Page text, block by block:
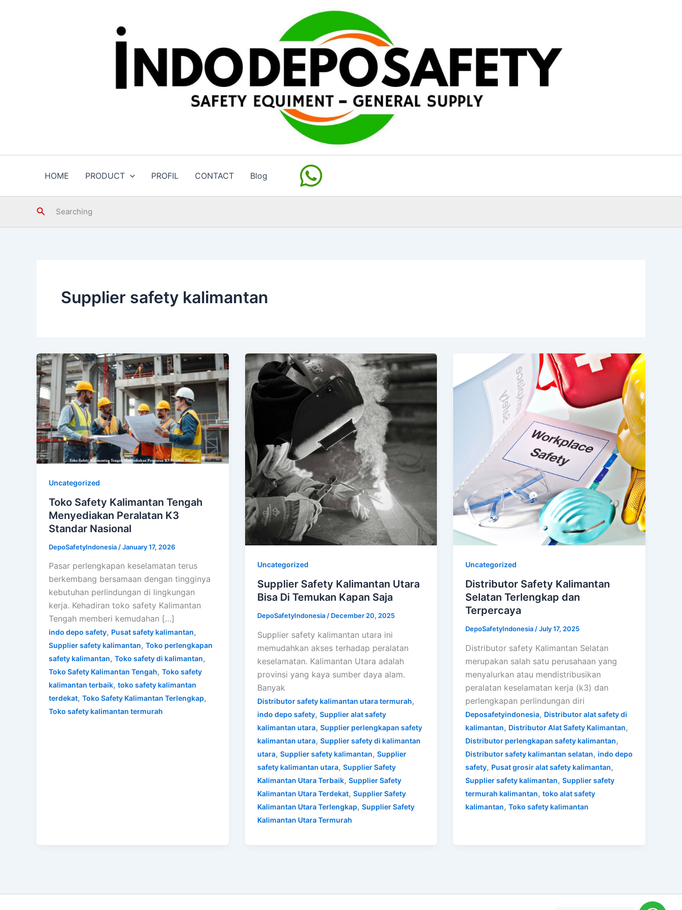
HOME PRODUCT PROFIL CONTACT Blog
SearchSearching
Supplier safety kalimantan
Uncategorized
Toko Safety Kalimantan Tengah
Menyediakan Peralatan K3
Standar Nasional
DepoSafetyIndonesia /January 17, 2026
Pasar perlengkapan keselamatan terus
berkembang bersamaan dengan tingginya
kebutuhan perlindungan di lingkungan
kerja. Kehadiran toko safety Kalimantan
Tengah memberi kemudahan […]
indo depo safety, Pusat safety kalimantan,
Supplier safety kalimantan, Toko perlengkapan
safety kalimantan, Toko safety di kalimantan,
Toko Safety Kalimantan Tengah, Toko safety
kalimantan terbaik, toko safety kalimantan
terdekat, Toko Safety Kalimantan Terlengkap,
Toko safety kalimantan termurah
Uncategorized
Supplier Safety Kalimantan Utara
Bisa Di Temukan Kapan Saja
DepoSafetyIndonesia/ December 20, 2025
Supplier safety kalimantan utara ini
memudahkan akses terhadap peralatan
keselamatan. Kalimantan Utara adalah
provinsi yang kaya sumber daya alam.
Banyak
Distributor safety kalimantan utara termurah,
indo depo safety, Supplier alat safety
kalimantan utara, Supplier perlengkapan safety
kalimantan utara, Supplier safety di kalimantan
utara, Supplier safety kalimantan, Supplier
safety kalimantan utara, Supplier Safety
Kalimantan Utara Terbaik, Supplier Safety
Kalimantan Utara Terdekat, Supplier Safety
Kalimantan Utara Terlengkap, Supplier Safety
Kalimantan Utara Termurah
Uncategorized
Distributor Safety Kalimantan
Selatan Terlengkap dan
Terpercaya
DepoSafetyIndonesia/July 17, 2025
Distributor safety Kalimantan Selatan
merupakan salah satu perusahaan yang
menyalurkan atau mendistribusikan
peralatan keselamatan kerja (k3) dan
perlengkapan perlindungan diri
Deposafetyindonesia, Distributor alat safety di
kalimantan, Distributor Alat Safety Kalimantan,
Distributor perlengkapan safety kalimantan,
Distributor safety kalimantan selatan,indo depo
safety, Pusat grosir alat safety kalimantan,
Supplier safety kalimantan,Supplier safety
termurah kalimantan,toko alat safety
kalimantan,Toko safety kalimantan